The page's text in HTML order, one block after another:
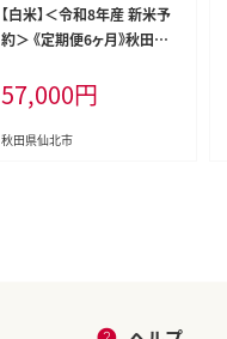
【白米】＜令和8年産 新米予
約＞ 《定期便6ヶ月》秋田県
1袋)×6回 5キロ お米 匠
[サンファーム西木 米5kg 米
5kg 米 5kg定期便 お米定期
57,000円
秋田県仙北市